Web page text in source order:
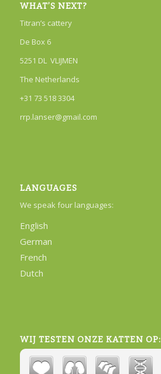
WHAT’S NEXT?
Titran’s cattery
De Box 6
5251 DL VLIJMEN
The Netherlands
+31 73 518 3304
rrp.lanser@gmail.com
LANGUAGES
We speak four languages:
English
German
French
Dutch
WIJ TESTEN ONZE KATTEN OP: